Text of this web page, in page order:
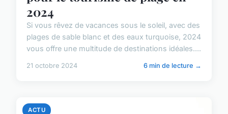
2024
Si vous rêvez de vacances sous le soleil, avec des
plages de sable blanc et des eaux turquoise, 2024
vous offre une multitude de destinations idéales....
21 octobre 2024 6 min de lecture →
ACTU